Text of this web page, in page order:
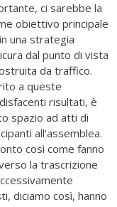
ci sarebbe la
obiettivo principale
una strategia
dal punto di vista
da traffico.
a queste
risultati, è
spazio ad atti di
all’assemblea.
così come fanno
la trascrizione
diciamo così, hanno